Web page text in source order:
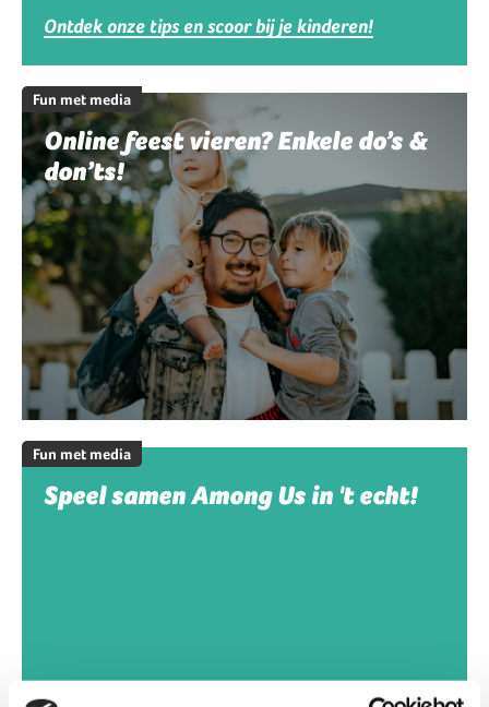
Ontdek onze tips en scoor bij je kinderen!
Fun met media
Online feest vieren? Enkele do’s &
don’ts!
Fun met media
Speel samen Among Us in 't echt!